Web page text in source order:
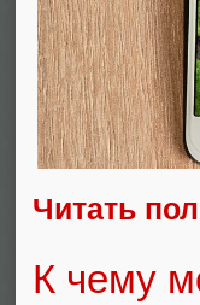
Читать
К чему